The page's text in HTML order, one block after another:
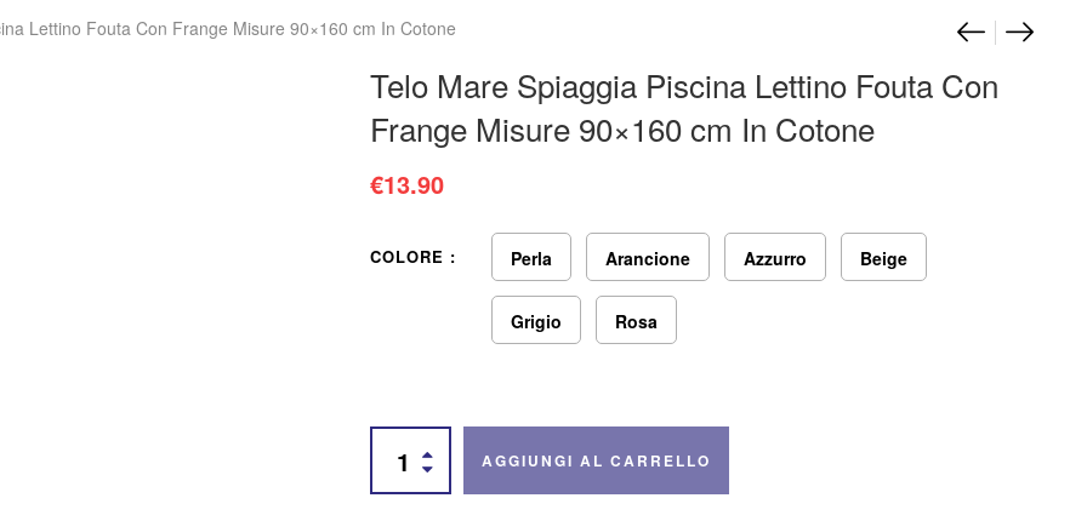
Lettino Fouta Con Frange Misure 90×160 cm In Cotone Telo
Telo Mare Spiaggia Piscina Lettino Fouta Con
Frange Misure 90×160 cm In Cotone
€13.90
COLORE Perla Arancione Azzurro Beige
Grigio Rosa
AGGIUNGI AL CARRELLO